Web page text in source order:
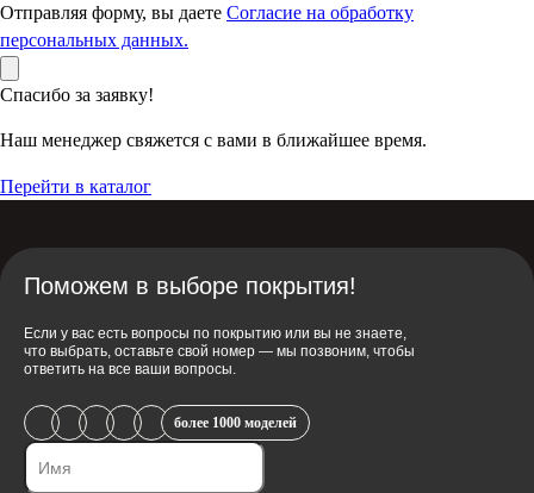
Отправляя форму, вы даете Согласие на обработку
персональных данных.
Спасибо за заявку!
Наш менеджер свяжется с вами в ближайшее время.
Перейти в каталог
Поможем в выборе покрытия!
Если у вас есть вопросы по покрытию или вы не знаете,
что выбрать, оставьте свой номер — мы позвоним, чтобы
ответить на все ваши вопросы.
более 1000 моделей